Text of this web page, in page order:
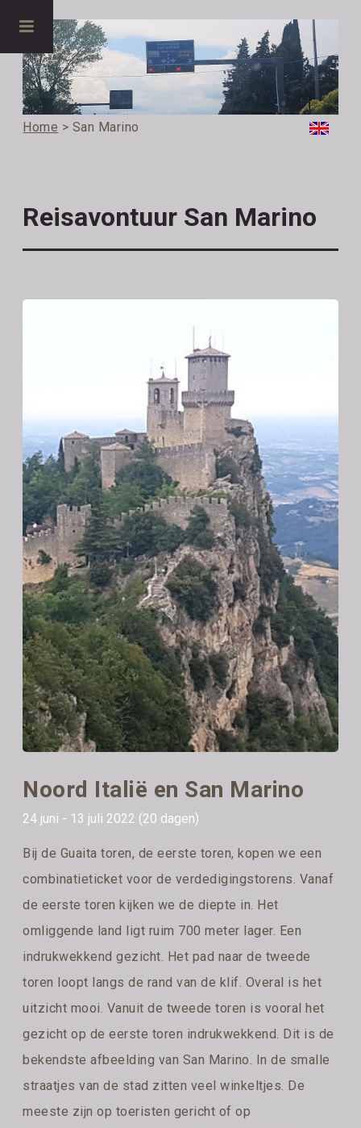
Home > San Marino
Reisavontuur San Marino
Noord Italië en San Marino
24 juni - 13 juli 2022 (20 dagen)
Bij de Guaita toren, de eerste toren, kopen we een
combinatieticket voor de verdedigingstorens. Vanaf
de eerste toren kijken we de diepte in. Het
omliggende land ligt ruim 700 meter lager. Een
indrukwekkend gezicht. Het pad naar de tweede
toren loopt langs de rand van de klif. Overal is het
uitzicht mooi. Vanuit de tweede toren is vooral het
gezicht op de eerste toren indrukwekkend. Dit is de
bekendste afbeelding van San Marino. In de smalle
straatjes van de stad zitten veel winkeltjes. De
meeste zijn op toeristen gericht of op